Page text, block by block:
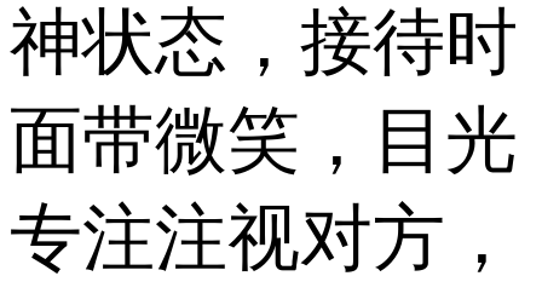
神状态，接待时
面带微笑，目光
专注注视对方，